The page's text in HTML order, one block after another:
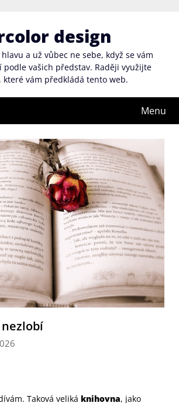
design
a už vůbec ne sebe, když se vám
podle vašich představ. Raději využijte
které vám předkládá tento web.
Menu
Taková veliká knihovna, jako